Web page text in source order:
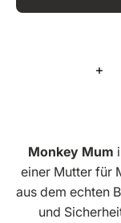
Monkey Mum
einer Mutter für
aus dem echten
und